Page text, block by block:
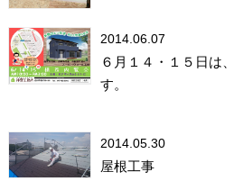
2014.06.07
６月１４・１５日は
す。
2014.05.30
屋根工事